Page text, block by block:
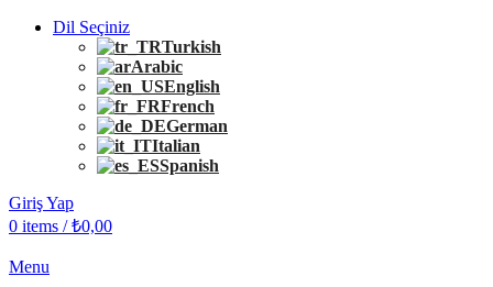
Dil Seçiniz
Turkish
Arabic
English
French
German
Italian
Spanish
Giriş Yap
0 items / ₺0,00
Menu